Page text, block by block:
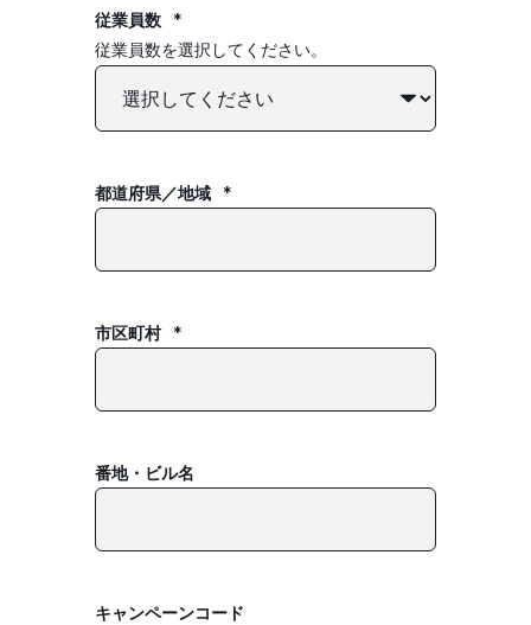
従業員数
*
従業員数を選択してください。
都道府県／地域 *
市区町村 *
番地・ビル名
キャンペーンコード